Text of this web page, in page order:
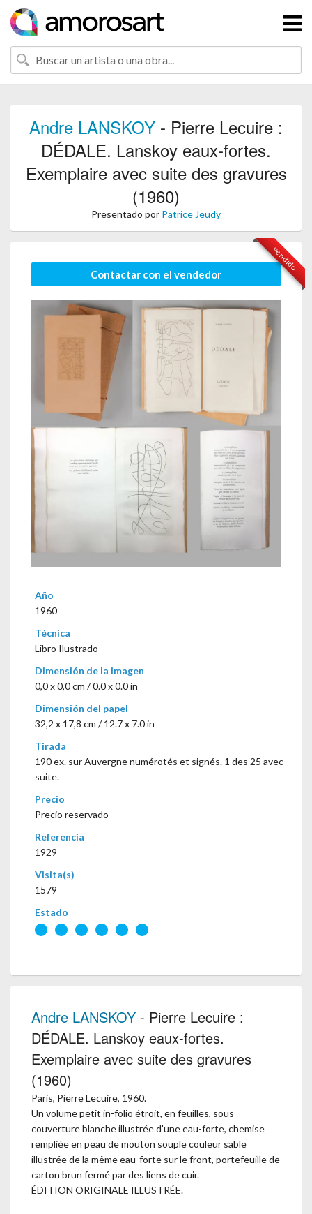
Andre LANSKOY - Pierre Lecuire :
DÉDALE. Lanskoy eaux-fortes.
Exemplaire avec suite des gravures
(1960)
Presentado por Patrice Jeudy
vendido
Contactar con el vendedor
Año
1960
Técnica
Libro Ilustrado
Dimensión de la imagen
0,0 x 0,0 cm / 0.0 x 0.0 in
Dimensión del papel
32,2 x 17,8 cm / 12.7 x 7.0 in
Tirada
190 ex. sur Auvergne numérotés et signés. 1 des 25 avec
suite.
Precio
Precio reservado
Referencia
1929
Visita(s)
1579
Estado
Andre LANSKOY - Pierre Lecuire :
DÉDALE. Lanskoy eaux-fortes.
Exemplaire avec suite des gravures
(1960)
Paris, Pierre Lecuire, 1960.
Un volume petit in-folio étroit, en feuilles, sous
couverture blanche illustrée d'une eau-forte, chemise
rempliée en peau de mouton souple couleur sable
illustrée de la même eau-forte sur le front, portefeuille de
carton brun fermé par des liens de cuir.
ÉDITION ORIGINALE ILLUSTRÉE.